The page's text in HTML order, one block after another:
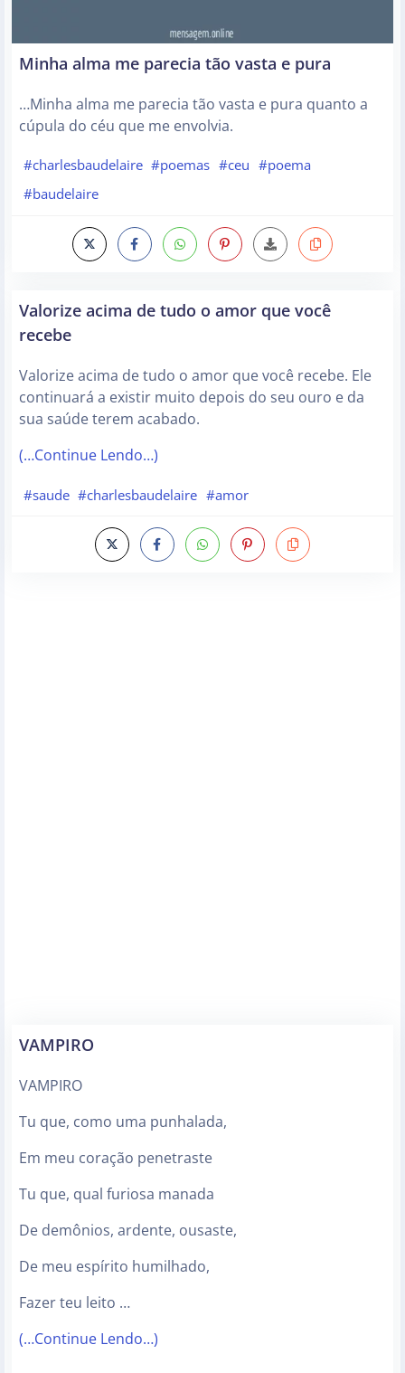
Minha alma me parecia tão vasta e pura
…Minha alma me parecia tão vasta e pura quanto a
cúpula do céu que me envolvia.
#charlesbaudelaire #poemas #ceu #poema
#baudelaire
Valorize acima de tudo o amor que você
recebe
Valorize acima de tudo o amor que você recebe. Ele
continuará a existir muito depois do seu ouro e da
sua saúde terem acabado.
(…Continue Lendo…)
#saude #charlesbaudelaire #amor
VAMPIRO
VAMPIRO
Tu que, como uma punhalada,
Em meu coração penetraste
Tu que, qual furiosa manada
De demônios, ardente, ousaste,
De meu espírito humilhado,
Fazer teu leito …
(…Continue Lendo…)